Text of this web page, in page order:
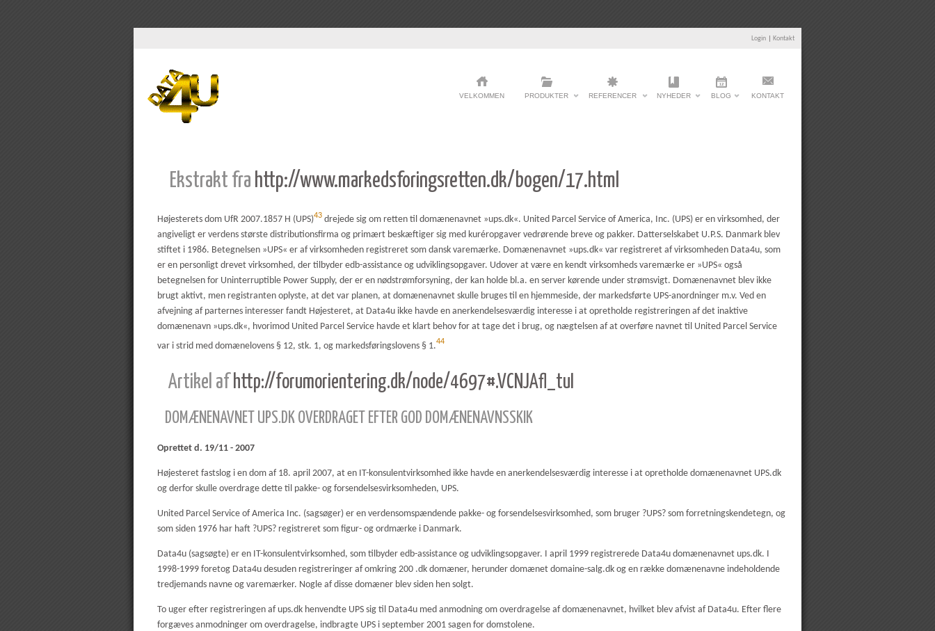
Login Kontakt
VELKOMMEN PRODUKTER REFERENCER NYHEDER BLOG KONTAKT
Ekstrakt fra http://www.markedsforingsretten.dk/bogen/17.html
Højesterets dom UfR 2007.1857 H (UPS)43 drejede sig om retten til domænenavnet »ups.dk«. United Parcel Service of America, Inc. (UPS) er en virksomhed, der
angiveligt er verdens største distributionsfirma og primært beskæftiger sig med kuréropgaver vedrørende breve og pakker. Datterselskabet U.P.S. Danmark blev
stiftet i 1986. Betegnelsen »UPS« er af virksomheden registreret som dansk varemærke. Domænenavnet »ups.dk« var registreret af virksomheden Data4u, som
er en personligt drevet virksomhed, der tilbyder edb-assistance og udviklingsopgaver. Udover at være en kendt virksomheds varemærke er »UPS« også
betegnelsen for Uninterruptible Power Supply, der er en nødstrømforsyning, der kan holde bl.a. en server kørende under strømsvigt. Domænenavnet blev ikke
brugt aktivt, men registranten oplyste, at det var planen, at domænenavnet skulle bruges til en hjemmeside, der markedsførte UPS-anordninger m.v. Ved en
afvejning af parternes interesser fandt Højesteret, at Data4u ikke havde en anerkendelsesværdig interesse i at opretholde registreringen af det inaktive
domænenavn »ups.dk«, hvorimod United Parcel Service havde et klart behov for at tage det i brug, og nægtelsen af at overføre navnet til United Parcel Service
var i strid med domænelovens § 12, stk. 1, og markedsføringslovens § 1.44
Artikel af http://forumorientering.dk/node/4697#.VCNJAfl_tuI
DOMÆNENAVNET UPS.DK OVERDRAGET EFTER GOD DOMÆNENAVNSSKIK
Oprettet d. 19/11 - 2007
Højesteret fastslog i en dom af 18. april 2007, at en IT-konsulentvirksomhed ikke havde en anerkendelsesværdig interesse i at opretholde domænenavnet UPS.dk
og derfor skulle overdrage dette til pakke- og forsendelsesvirksomheden, UPS.
United Parcel Service of America Inc. (sagsøger) er en verdensomspændende pakke- og forsendelsesvirksomhed, som bruger ?UPS? som forretningskendetegn, og
som siden 1976 har haft ?UPS? registreret som figur- og ordmærke i Danmark.
Data4u (sagsøgte) er en IT-konsulentvirksomhed, som tilbyder edb-assistance og udviklingsopgaver. I april 1999 registrerede Data4u domænenavnet ups.dk. I
1998-1999 foretog Data4u desuden registreringer af omkring 200 .dk domæner, herunder domænet domaine-salg.dk og en række domænenavne indeholdende
tredjemands navne og varemærker. Nogle af disse domæner blev siden hen solgt.
To uger efter registreringen af ups.dk henvendte UPS sig til Data4u med anmodning om overdragelse af domænenavnet, hvilket blev afvist af Data4u. Efter flere
forgæves anmodninger om overdragelse, indbragte UPS i september 2001 sagen for domstolene.